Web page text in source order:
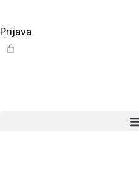
Prijava
Cart